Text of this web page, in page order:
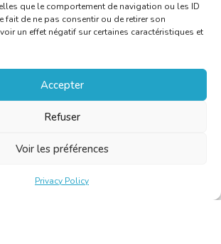
que le comportement de navigation ou les ID
fait de ne pas consentir ou de retirer son
un effet négatif sur certaines caractéristiques et
Accepter
Refuser
Voir les préférences
Privacy Policy